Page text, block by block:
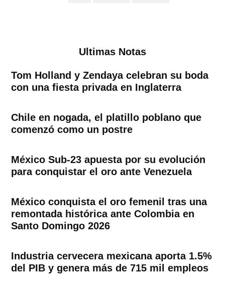
Ultimas Notas
Tom Holland y Zendaya celebran su boda
con una fiesta privada en Inglaterra
Chile en nogada, el platillo poblano que
comenzó como un postre
México Sub-23 apuesta por su evolución
para conquistar el oro ante Venezuela
México conquista el oro femenil tras una
remontada histórica ante Colombia en
Santo Domingo 2026
Industria cervecera mexicana aporta 1.5%
del PIB y genera más de 715 mil empleos